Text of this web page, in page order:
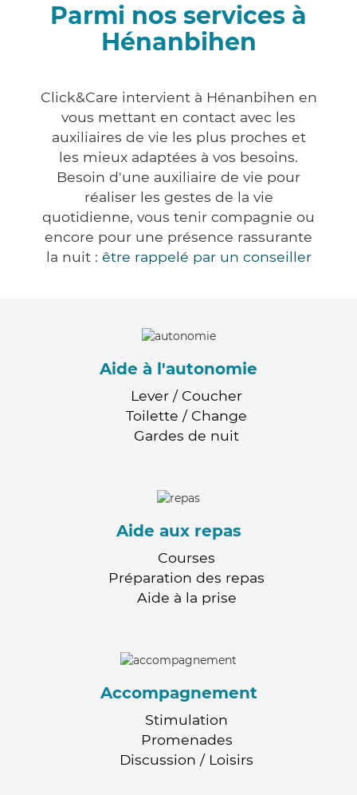
Parmi nos services à
Hénanbihen
Click&Care intervient à Hénanbihen en
vous mettant en contact avec les
auxiliaires de vie les plus proches et
les mieux adaptées à vos besoins.
Besoin d'une auxiliaire de vie pour
réaliser les gestes de la vie
quotidienne, vous tenir compagnie ou
encore pour une présence rassurante
la nuit : être rappelé par un conseiller
Aide à l'autonomie
Lever / Coucher
Toilette / Change
Gardes de nuit
Aide aux repas
Courses
Préparation des repas
Aide à la prise
Accompagnement
Stimulation
Promenades
Discussion / Loisirs